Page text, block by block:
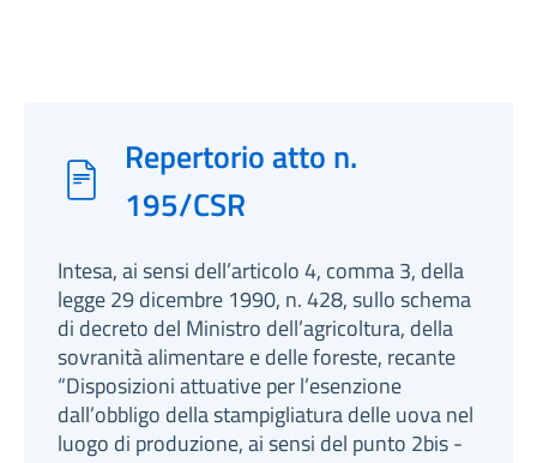
Repertorio atto n.
195/CSR
Intesa, ai sensi dell’articolo 4, comma 3, della
legge 29 dicembre 1990, n. 428, sullo schema
di decreto del Ministro dell’agricoltura, della
sovranità alimentare e delle foreste, recante
“Disposizioni attuative per l’esenzione
dall’obbligo della stampigliatura delle uova nel
luogo di produzione, ai sensi del punto 2bis -